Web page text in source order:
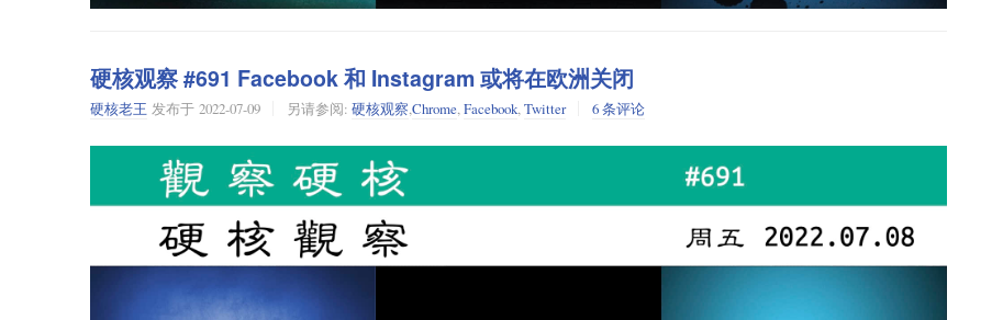
不过，以前可不是这样。说起来可能有些让人吃惊，纽约市的地铁交通曾由两家企业相互竞争，共同运营。跨区捷运公司
也有部分线路延伸到了曼哈顿。1932 年，纽约市开通使用了自己的服务，称为独立地铁系统，与 IRT 和 BMT 展开竞争，所以
当时纽约共有三家不同公司控制着市内地铁交通。
营系统之间建造换乘站十分困难。此外，乘客换乘时还需向不同的运营商支付费用，这就意味着在换乘站至少要设置两个不同
的检票区域。后来，纽约市于 1940 年接管了 IRT 和 BMT，将整个纽约市的地铁交通置于一家运营商的管理之下，不过由于此
前分而治之而造成的效率低下问题时至今日依然存在：能在 BMT 的线路上（如 A、C、E 号线）运行的列车无法在 IRT 的线路
上（如 1、2、3 号线）运行，因为 IRT 的线路隧道比较窄。因此，MTA 不得不同时管理这两种互不兼容的列车系统，由此带来
的支出可能远比世界上其他单一隧道宽度的地铁系统要多得多。
IRT 和 BMT 之间的竞争所造成的历史遗留问题告诉我们，地铁系统本身就趋向于垄断经营。相比较于两家运营商相互竞争，只
有一家运营商更能解决问题。乘客们虽然失去了选择的余地，但再也不用担心带了一张地铁卡却忘记了另一张的问题。
硬核观察 #691 Facebook 和 Instagram 或将在欧洲关闭
硬核老王 发布于 2022-07-09 另请参阅: 硬核观察,Chrome,Facebook,Twitter 6 条评论